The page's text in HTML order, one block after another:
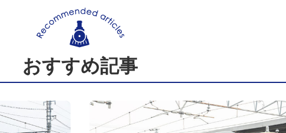
おすすめ記事